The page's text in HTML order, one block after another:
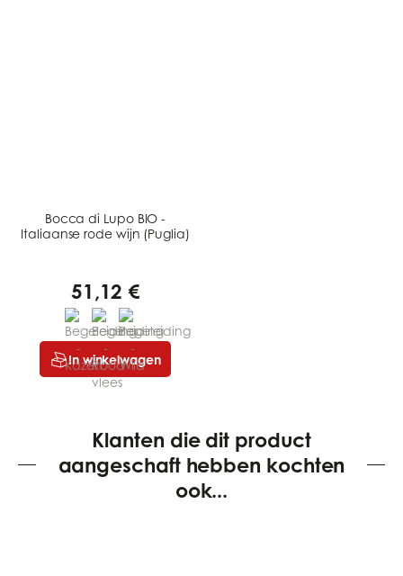
Bocca di Lupo BIO -
Italiaanse rode wijn (Puglia)
51,12 €
In winkelwagen
Klanten die dit product
aangeschaft hebben kochten
ook...